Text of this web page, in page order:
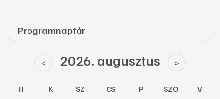
Programnaptár
< 2026. augusztus >
H K SZ CS P SZO V